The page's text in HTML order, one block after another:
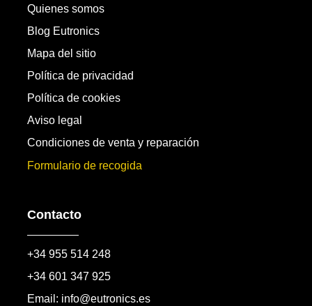
Quienes somos
Blog Eutronics
Mapa del sitio
Política de privacidad
Política de cookies
Aviso legal
Condiciones de venta y reparación
Formulario de recogida
Contacto
+34 955 514 248
+34 601 347 925
Email: info@eutronics.es